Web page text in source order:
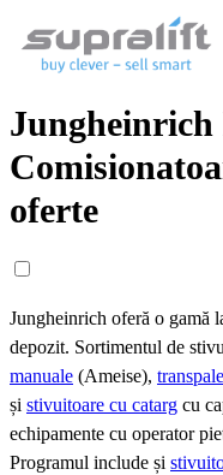
Jungheinrich
oferte
Jungheinrich oferă o gamă
depozit. Sortimentul de
manuale (Ameise),
și stivuitoare cu catarg cu
echipamente cu operator
Programul include și